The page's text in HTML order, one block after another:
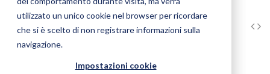
utilizzato un unico cookie nel browser per ricordare
che si è scelto di non registrare informazioni sulla
navigazione.
Impostazioni cookie
HOME TIFOSI FORZA JUVE CUSCINO FORZA JUVE